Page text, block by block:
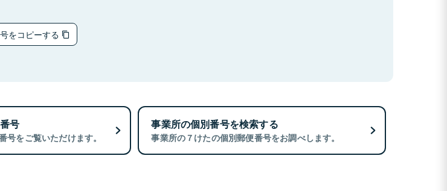
をコピーする
号
号をご覧いただけます。
事業所の個別番号を検索する
事業所の７けたの個別郵便番号をお調べします。